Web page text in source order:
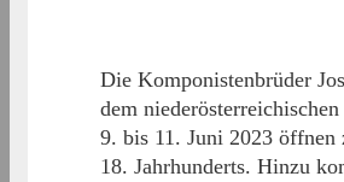
Die Komponistenbrüder
dem
9. bis 11. Juni 2023
18. Jahrhunderts. Hinzu